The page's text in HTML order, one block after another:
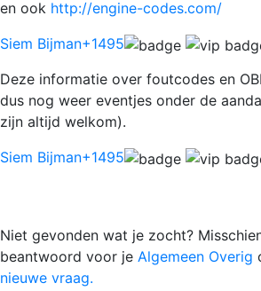
en ook http://engine-codes.com/
Siem Bijman+1495
Deze informatie over foutcodes en
dus nog weer eventjes onder de
zijn altijd welkom).
Siem Bijman+1495
Niet gevonden wat je zocht?
beantwoord voor je Algemeen Overig
nieuwe vraag.